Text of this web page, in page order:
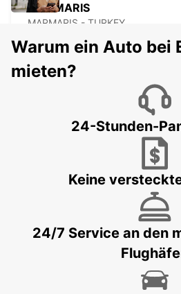
MARMARIS
MARMARIS - TURKEY
FETHIYE - TURKEY
BODRUM MILAS FLUGHAFEN
MUGLA - TURKEY
Warum ein Auto bei
mieten?
24-Stunden-
Keine
24/7 Service an den